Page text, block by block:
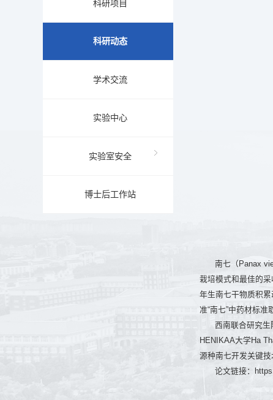
科研项目
科研动态
学术交流
实验中心
实验室安全
博士后工作站
南七（Panax
栽培模式和最佳的
年生南七干物质积
准“南七”中药材标
西南联合研究
HENIKAA大学Ha
源种南七开发关键技
论文链接：